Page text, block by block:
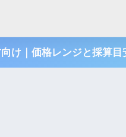
け｜価格レンジと採算目